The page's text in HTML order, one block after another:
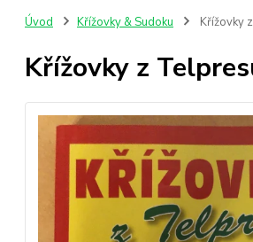
Úvod Křížovky & Sudoku Křížovky
Křížovky z